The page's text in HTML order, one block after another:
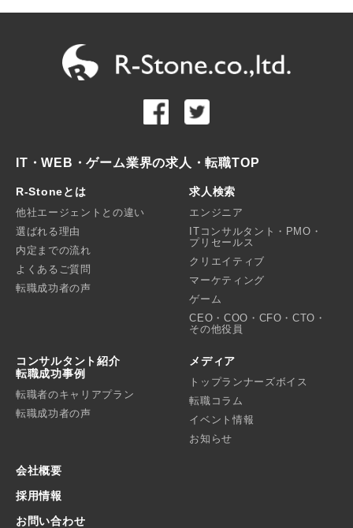
IT・WEB・ゲーム業界の求人・転職TOP
R-Stoneとは
他社エージェントとの違い
選ばれる理由
内定までの流れ
よくあるご質問
転職成功者の声
求人検索
エンジニア
ITコンサルタント・PMO・
プリセールス
クリエイティブ
マーケティング
ゲーム
CEO・COO・CFO・CTO・
その他役員
コンサルタント紹介
転職成功事例
転職者のキャリアプラン
転職成功者の声
メディア
トップランナーズボイス
転職コラム
イベント情報
お知らせ
会社概要
採用情報
お問い合わせ